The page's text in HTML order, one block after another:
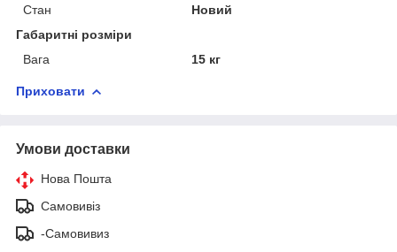
Стан
Новий
Габаритні розміри
Вага
15 кг
Приховати
Умови доставки
Нова Пошта
Самовивіз
-Самовивиз